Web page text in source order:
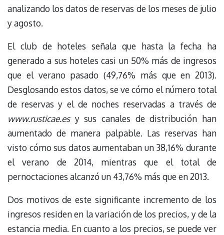
analizando los datos de reservas de los meses de julio
y agosto.
El club de hoteles señala que hasta la fecha ha
generado a sus hoteles casi un 50% más de ingresos
que el verano pasado (49,76% más que en 2013).
Desglosando estos datos, se ve cómo el número total
de reservas y el de noches reservadas a través de
www.rusticae.esy sus canales de distribución han
aumentado de manera palpable. Las reservas han
visto cómo sus datos aumentaban un 38,16% durante
el verano de 2014, mientras que el total de
pernoctaciones alcanzó un 43,76% más que en 2013.
Dos motivos de este significante incremento de los
ingresos residen en la variación de los precios, y de la
estancia media. En cuanto a los precios, se puede ver